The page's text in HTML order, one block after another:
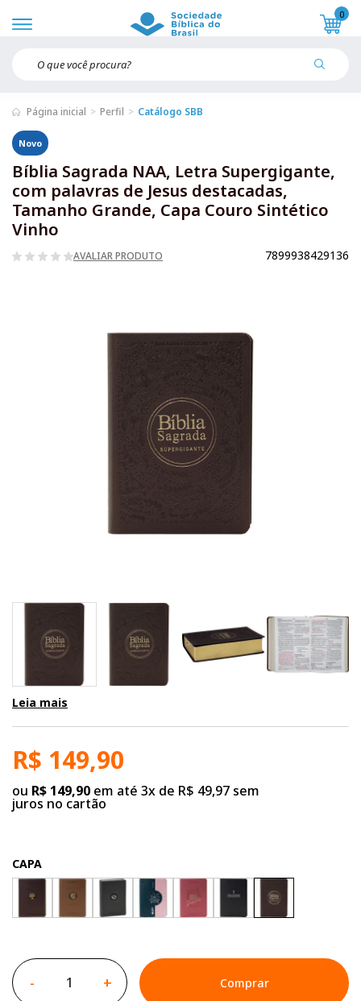
0
Página inicial Perfil Catálogo SBB
Novo
Bíblia Sagrada NAA, Letra Supergigante,
com palavras de Jesus destacadas,
Tamanho Grande, Capa Couro Sintético
Vinho
AVALIAR PRODUTO 7899938429136
Leia mais
R$ 149,90
ou R$ 149,90 em até 3x de R$ 49,97 sem
juros no cartão
CAPA
- + Comprar